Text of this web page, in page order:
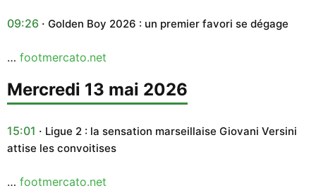
09:26 Golden Boy 2026 : un premier favori se dégage
… footmercato.net
mercredi 13 mai 2026
15:01
Ligue 2 : la sensation marseillaise Giovani Versini
attise les convoitises
… footmercato.net